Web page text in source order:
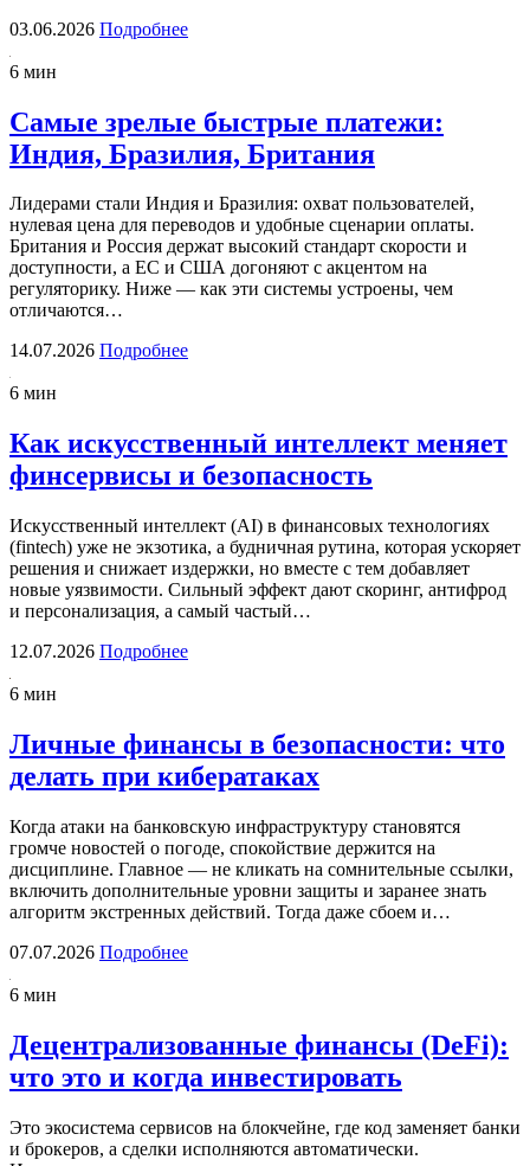
03.06.2026 Подробнее
6 мин
Самые зрелые быстрые платежи:
Индия, Бразилия, Британия
Лидерами стали Индия и Бразилия: охват пользователей,
нулевая цена для переводов и удобные сценарии оплаты.
Британия и Россия держат высокий стандарт скорости и
доступности, а ЕС и США догоняют с акцентом на
регуляторику. Ниже — как эти системы устроены, чем
отличаются…
14.07.2026 Подробнее
6 мин
Как искусственный интеллект меняет
финсервисы и безопасность
Искусственный интеллект (AI) в финансовых технологиях
(fintech) уже не экзотика, а будничная рутина, которая ускоряет
решения и снижает издержки, но вместе с тем добавляет
новые уязвимости. Сильный эффект дают скоринг, антифрод
и персонализация, а самый частый…
12.07.2026 Подробнее
6 мин
Личные финансы в безопасности: что
делать при кибератаках
Когда атаки на банковскую инфраструктуру становятся
громче новостей о погоде, спокойствие держится на
дисциплине. Главное — не кликать на сомнительные ссылки,
включить дополнительные уровни защиты и заранее знать
алгоритм экстренных действий. Тогда даже сбоем и…
07.07.2026 Подробнее
6 мин
Децентрализованные финансы (DeFi):
что это и когда инвестировать
Это экосистема сервисов на блокчейне, где код заменяет банки
и брокеров, а сделки исполняются автоматически.